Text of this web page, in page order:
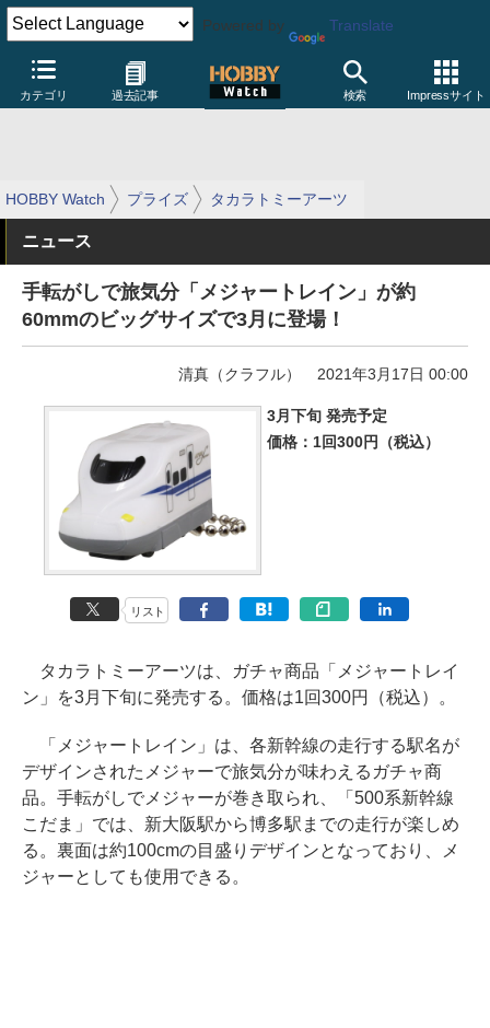
Powered by Translate
カテゴリ 過去記事 検索 Impressサイト
HOBBY Watch プライズ タカラトミーアーツ
ニュース
手転がしで旅気分「メジャートレイン」が約
60mmのビッグサイズで3月に登場！
清真（クラフル） 2021年3月17日 00:00
3月下旬 発売予定
価格：1回300円（税込）
リスト
タカラトミーアーツは、ガチャ商品「メジャートレイ
ン」を3月下旬に発売する。価格は1回300円（税込）。
「メジャートレイン」は、各新幹線の走行する駅名が
デザインされたメジャーで旅気分が味わえるガチャ商
品。手転がしでメジャーが巻き取られ、「500系新幹線
こだま」では、新大阪駅から博多駅までの走行が楽しめ
る。裏面は約100cmの目盛りデザインとなっており、メ
ジャーとしても使用できる。